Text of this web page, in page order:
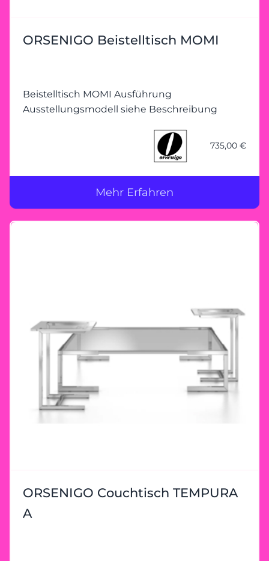
ORSENIGO Beistelltisch MOMI
Beistelltisch MOMI Ausführung
Ausstellungsmodell siehe Beschreibung
735,00 €
Mehr Erfahren
ORSENIGO Couchtisch TEMPURA
A